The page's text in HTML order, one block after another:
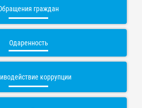
граждан
Одаренность
коррупции